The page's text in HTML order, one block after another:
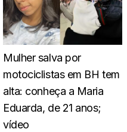
Mulher salva por
motociclistas em BH tem
alta: conheça a Maria
Eduarda, de 21 anos;
vídeo